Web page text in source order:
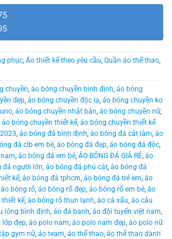
phục, Áo thiết kế theo yêu cầu, Quần áo thể thao,
chuyền, áo bóng chuyền bình định, áo bóng
đẹp, áo bóng chuyền độc lạ, áo bóng chuyền ko
, áo bóng chuyền nhật bản, áo bóng chuyền nữ,
áo bóng chuyền thiết kế, áo bóng chuyền thiết kế
, áo bóng đá bình định, áo bóng đá cát lâm, áo
đá clb em bé, áo bóng đá đẹp, áo bóng đá độc,
, áo bóng đá em bé, ÁO BÓNG ĐÁ GIÁ RẺ, áo
đá người lớn, áo bóng đá phù cát, áo bóng đá
kế, áo bóng đá tphcm, áo bóng đá trẻ em, áo
áo bóng rổ, áo bóng rổ đẹp, áo bóng rổ em bé, áo
kế, áo bóng rổ thun lạnh, áo cá xấu, áo câu
lông bình định, áo đá banh, áo đội tuyển việt nam,
lớp đẹp, áo polo nam, áo polo nam đẹp, áo polo nữ
gym nữ, áo team, áo thể thao, áo thể thao dành